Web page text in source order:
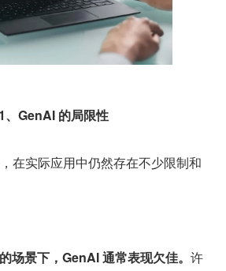
、GenAI 的局限性
在实际应用中仍然存在不少限制和
场景下，GenAI 通常表现欠佳。 许